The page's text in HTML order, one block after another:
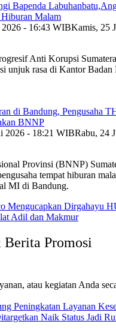
Bapenda
Malam
2026 - 16:43 WIBKamis, 25
Anti Korupsi
unjuk rasa di Kantor Badan
di Bandung, Pengusaha
BNNP
2026 - 18:21 WIBRabu, 24
Provinsi (BNNP)
tempat hiburan
MI di Bandung.
Promosi
atau kegiatan Anda